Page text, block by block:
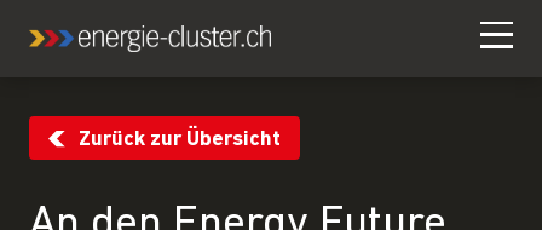
Zurück zur Übersicht